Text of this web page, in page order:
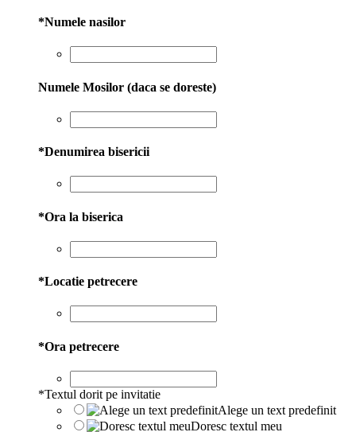
*Numele nasilor
Numele Mosilor (daca se doreste)
*Denumirea bisericii
*Ora la biserica
*Locatie petrecere
*Ora petrecere
*Textul dorit pe invitatie
Alege un text predefinit
Doresc textul meu